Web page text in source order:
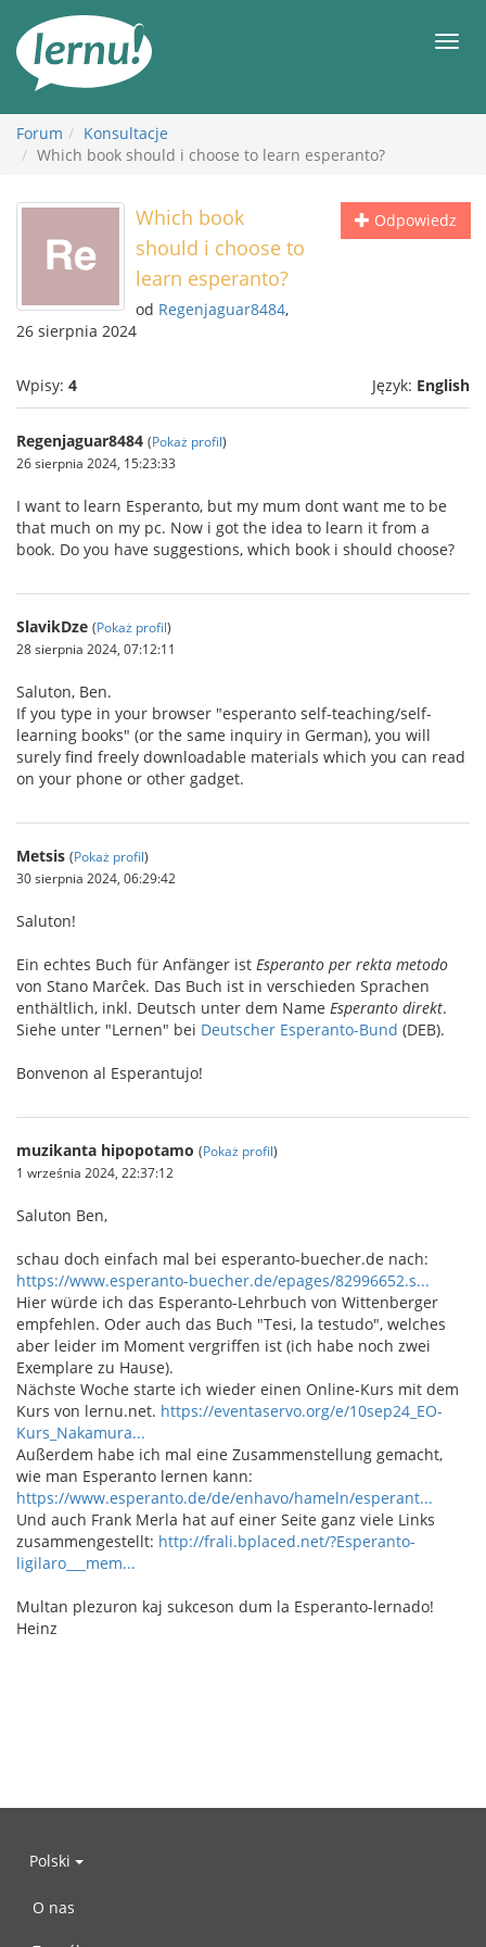
Forum
Konsultacje
Which book should i choose to learn esperanto?
Odpowiedz
Which book
should i choose to
learn esperanto?
od Regenjaguar8484,
26 sierpnia 2024
Wpisy: 4 Język: English
Regenjaguar8484 (Pokaż profil)
26 sierpnia 2024, 15:23:33
I want to learn Esperanto, but my mum dont want me to be
that much on my pc. Now i got the idea to learn it from a
book. Do you have suggestions, which book i should choose?
SlavikDze (Pokaż profil)
28 sierpnia 2024, 07:12:11
Saluton, Ben.
If you type in your browser "esperanto self-teaching/self-
learning books" (or the same inquiry in German), you will
surely find freely downloadable materials which you can read
on your phone or other gadget.
Metsis (Pokaż profil)
30 sierpnia 2024, 06:29:42
Saluton!
Ein echtes Buch für Anfänger ist Esperanto per rekta metodo
von Stano Marĉek. Das Buch ist in verschieden Sprachen
enthältlich, inkl. Deutsch unter dem Name Esperanto direkt.
Siehe unter "Lernen" bei Deutscher Esperanto-Bund (DEB).
Bonvenon al Esperantujo!
muzikanta hipopotamo (Pokaż profil)
1 września 2024, 22:37:12
Saluton Ben,
schau doch einfach mal bei esperanto-buecher.de nach:
https://www.esperanto-buecher.de/epages/82996652.s...
Hier würde ich das Esperanto-Lehrbuch von Wittenberger
empfehlen. Oder auch das Buch "Tesi, la testudo", welches
aber leider im Moment vergriffen ist (ich habe noch zwei
Exemplare zu Hause).
Nächste Woche starte ich wieder einen Online-Kurs mit dem
Kurs von lernu.net. https://eventaservo.org/e/10sep24_EO-
Kurs_Nakamura...
Außerdem habe ich mal eine Zusammenstellung gemacht,
wie man Esperanto lernen kann:
https://www.esperanto.de/de/enhavo/hameln/esperant...
Und auch Frank Merla hat auf einer Seite ganz viele Links
zusammengestellt: http://frali.bplaced.net/?Esperanto-
ligilaro___mem...
Multan plezuron kaj sukceson dum la Esperanto-lernado!
Heinz
Polski
O nas